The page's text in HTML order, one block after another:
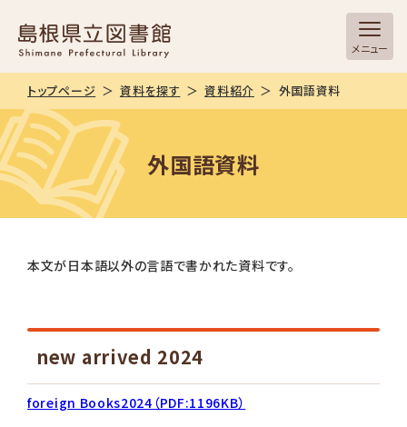
メニュー
トップページ 資料を探す 資料紹介 外国語資料
外国語資料
本文が日本語以外の言語で書かれた資料です。
new arrived 2024
foreign Books2024（PDF:1196KB）